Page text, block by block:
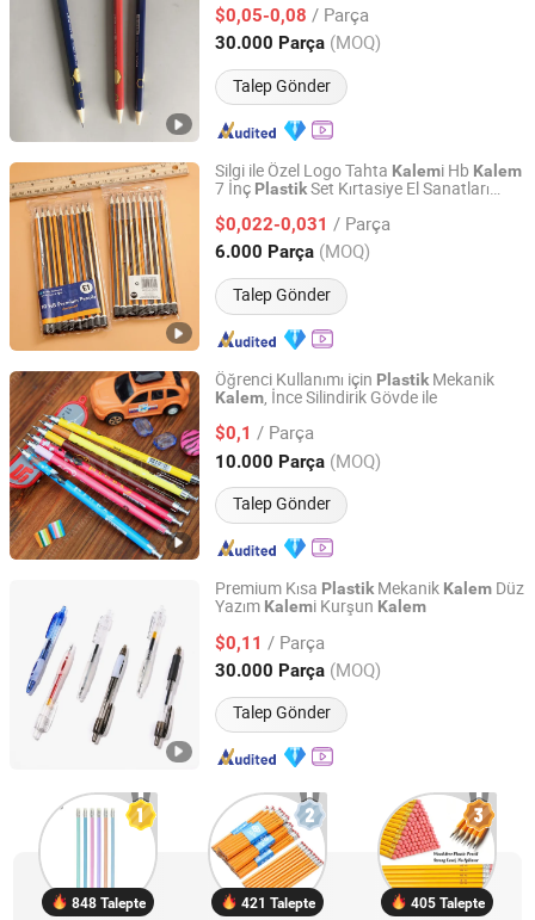
$0,05-0,08 / Parça
30.000 Parça (MOQ)
Talep Gönder
Zhejiang, China Fiyat 2015
Silgi ile Özel Logo Tahta Kalemi Hb Kalem
7 İnç PlastikSet Kırtasiye El Sanatları
$0,022-0,031 / Parça
6.000 Parça (MOQ)
Talep Gönder
Guangzhou Vitality Manufacturing&Export Co., Ltd
Guangdong, China Fiyat 2026
Öğrenci Kullanımı için PlastikMekanik
Kalem, İnce Silindirik Gövde ile
$0,1 / Parça
10.000 Parça (MOQ)
Talep Gönder
Ningbo Taiyu Stationery Co., Ltd.
Zhejiang, China Fiyat 2014
Premium Kısa PlastikMekanik Kalem Düz
Yazım Kalemi Kurşun Kalem
$0,11 / Parça
30.000 Parça (MOQ)
Talep Gönder
Ningbo Taiyu Stationery Co., Ltd.
Zhejiang, China Fiyat 2014
848 Talepte 421 Talepte 405 Talepte